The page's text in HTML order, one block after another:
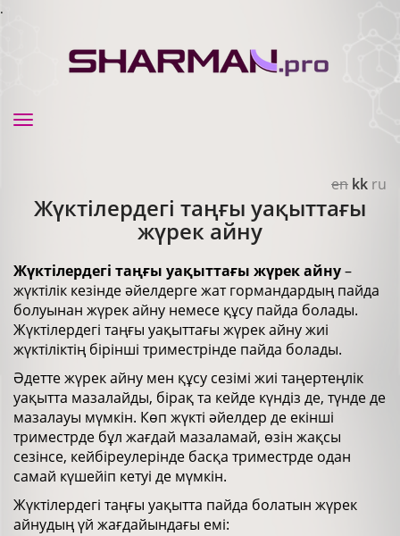
.
en kk ru
Toggle
Жүктілердегі таңғы уақыттағы
жүрек айну
Жүктілердегі таңғы уақыттағы жүрек айну–
жүктілік кезінде әйелдерге жат гормандардың пайда
болуынан жүрек айну немесе құсу пайда болады.
Жүктілердегі таңғы уақыттағы жүрек айну жиі
жүктіліктің бірінші триместрінде пайда болады.
Әдетте жүрек айну мен құсу сезімі жиі таңертеңлік
уақытта мазалайды, бірақ та кейде күндіз де, түнде де
мазалауы мүмкін. Көп жүкті әйелдер де екінші
триместрде бұл жағдай мазаламай, өзін жақсы
сезінсе, кейбіреулерінде басқа триместрде одан
самай күшейіп кетуі де мүмкін.
Жүктілердегі таңғы уақытта пайда болатын жүрек
айнудың үй жағдайындағы емі: